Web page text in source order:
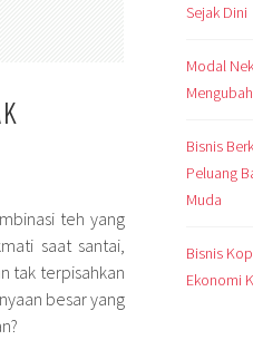
teh yang
saat santai,
tak terpisahkan
besar yang
Sejak Dini
Modal
Bisnis
Peluang
Muda
Bisnis
Ekonomi